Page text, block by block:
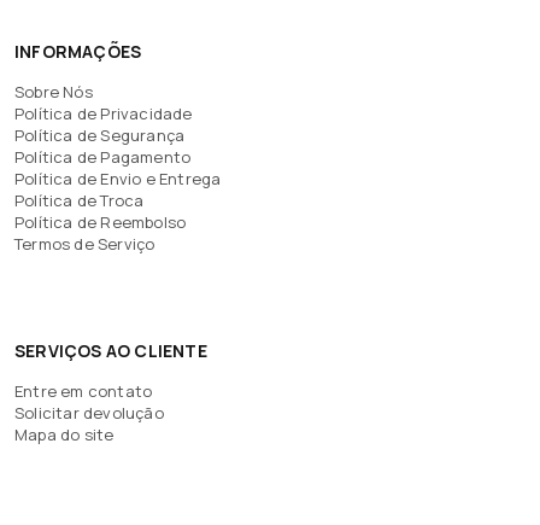
INFORMAÇÕES
Sobre Nós
Política de Privacidade
Política de Segurança
Política de Pagamento
Política de Envio e Entrega
Política de Troca
Política de Reembolso
Termos de Serviço
SERVIÇOS AO CLIENTE
Entre em contato
Solicitar devolução
Mapa do site